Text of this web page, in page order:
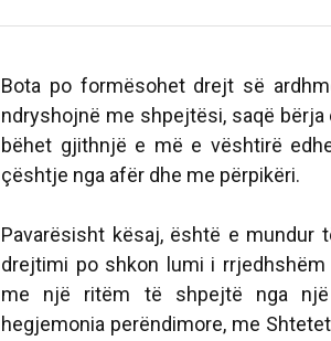
Bota po formësohet drejt së
ndryshojnë me shpejtësi, saqë
bëhet gjithnjë e më e vështirë
çështje nga afër dhe me përpikëri.
Pavarësisht kësaj, është e
drejtimi po shkon lumi i
me një ritëm të shpejtë nga
hegjemonia perëndimore, me